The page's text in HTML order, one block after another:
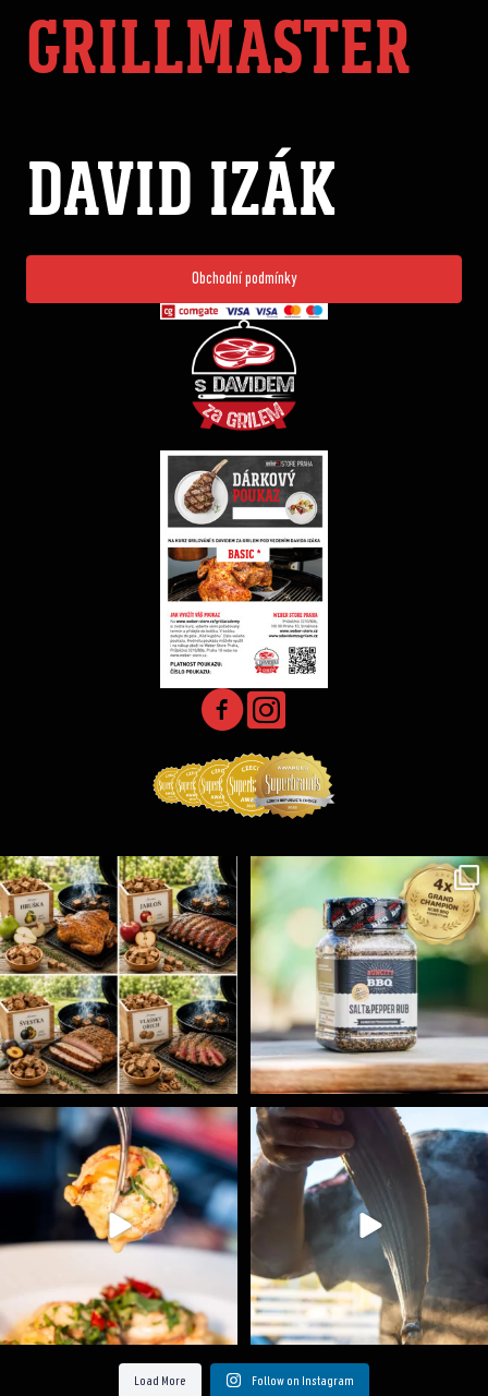
GRILLMASTER
DAVID IZÁK
Obchodní podmínky
Udící špalíky - BORN TO SMOKE - různé druhy k...
5 0
Koření Suncity – autentická BBQ chuť u vás doma!...
1 0
Spoustu podobných triků, které vám usnadní nejenom ...
9 0
Ryba na grilu je opravdu rychlá, a stejně tak
Load More Follow on Instagram